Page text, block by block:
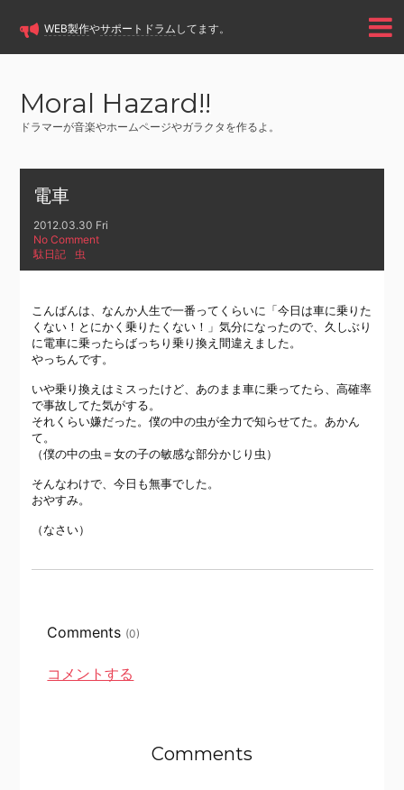
WEB製作やサポートドラム してます。
Moral Hazard!!
ドラマーが音楽やホームページやガラクタを作るよ。
電車
2012.03.30 Fri
No Comment
駄日記
虫
こんばんは、なんか人生で一番ってくらいに「今日は車に乗りた
くない！とにかく乗りたくない！」気分になったので、久しぶり
に電車に乗ったらばっちり乗り換え間違えました。
やっちんです。
いや乗り換えはミスったけど、あのまま車に乗ってたら、高確率
で事故してた気がする。
それくらい嫌だった。僕の中の虫が全力で知らせてた。あかん
て。
（僕の中の虫＝女の子の敏感な部分かじり虫）
そんなわけで、今日も無事でした。
おやすみ。
（なさい）
Comments (0)
コメントする
Comments